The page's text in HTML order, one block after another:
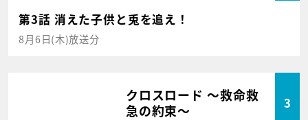
第3話 消えた子供と兎を追え！
8月6日(木)放送分
クロスロード ～救命救
急の約束～
3